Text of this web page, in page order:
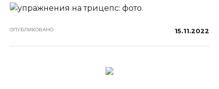
ОПУБЛИКОВАНО 15.11.2022